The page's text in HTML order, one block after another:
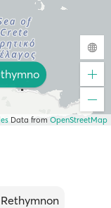
Data from OpenStreetMap